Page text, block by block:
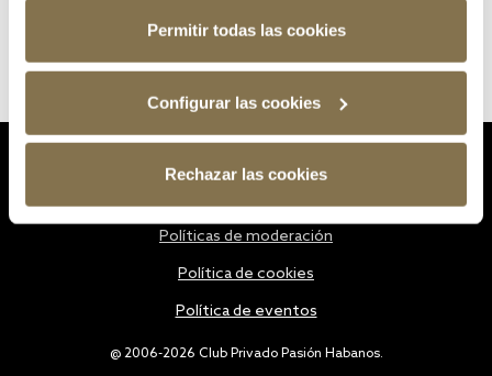
Permitir todas las cookies
Configurar las cookies
Rechazar las cookies
@ 2006-2026 Club Privado Pasión Habanos.
Políticas de moderación
Política de cookies
Política de eventos